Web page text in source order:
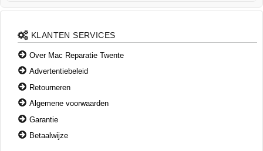
vingerafdrukfunctionaliteit voorafgaand aan de reparatie.
onderdeel als de montage.
KLANTEN SERVICES
Over Mac Reparatie Twente
Advertentiebeleid
Retourneren
Algemene voorwaarden
Garantie
Betaalwijze